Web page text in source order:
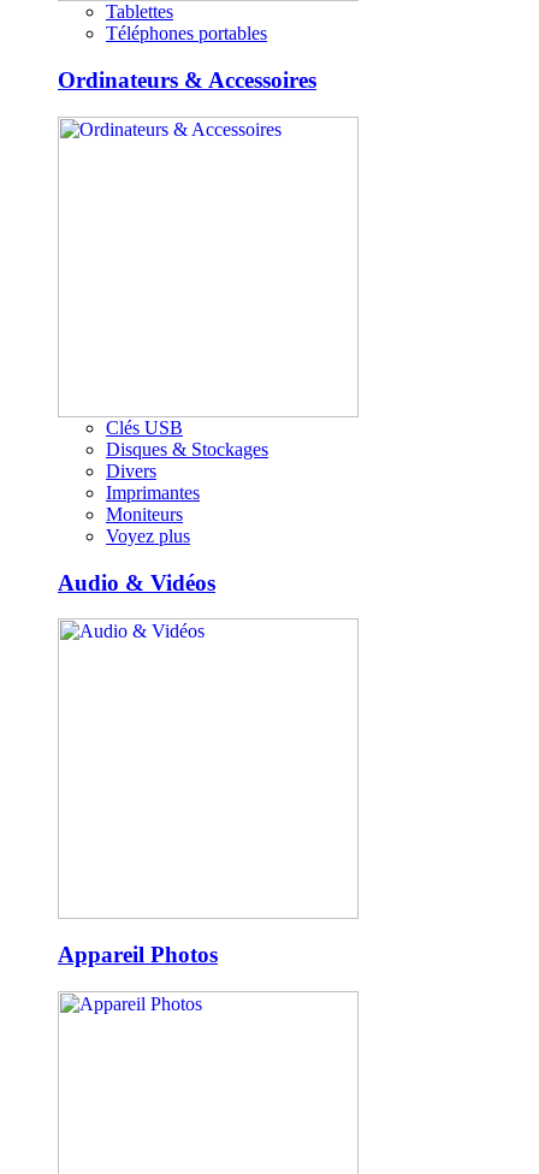
Tablettes
Téléphones portables
Ordinateurs & Accessoires
Clés USB
Disques & Stockages
Divers
Imprimantes
Moniteurs
Voyez plus
Audio & Vidéos
Appareil Photos